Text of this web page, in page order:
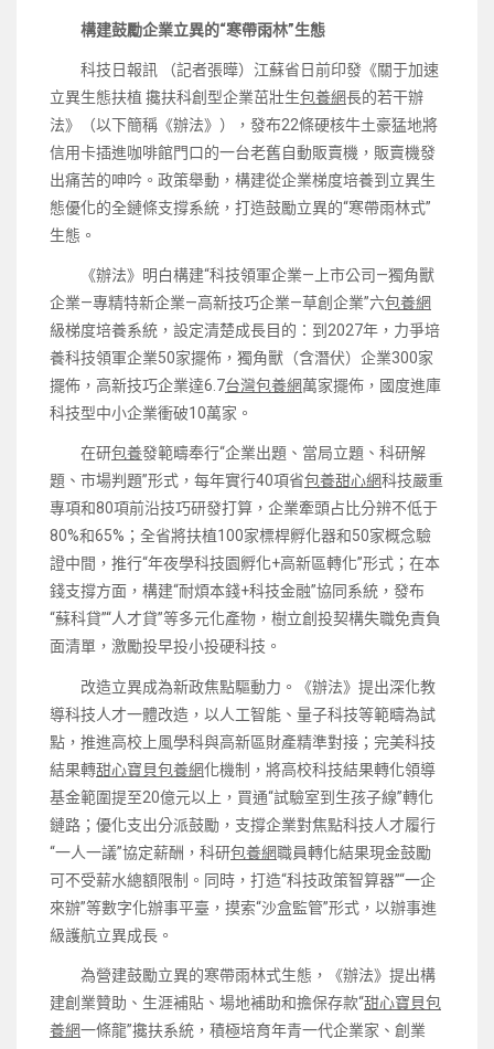
構建鼓勵企業立異的“寒帶雨林”生態
科技日報訊 （記者張曄）江蘇省日前印發《關于加速
立異生態扶植 攙扶科創型企業茁壯生包養網長的若干辦
法》（以下簡稱《辦法》），發布22條硬核牛土豪猛地將
信用卡插進咖啡館門口的一台老舊自動販賣機，販賣機發
出痛苦的呻吟。政策舉動，構建從企業梯度培養到立異生
態優化的全鏈條支撐系統，打造鼓勵立異的“寒帶雨林式”
生態。
《辦法》明白構建“科技領軍企業—上市公司—獨角獸
企業—專精特新企業—高新技巧企業—草創企業”六包養網
級梯度培養系統，設定清楚成長目的：到2027年，力爭培
養科技領軍企業50家擺佈，獨角獸（含潛伏）企業300家
擺佈，高新技巧企業達6.7台灣包養網萬家擺佈，國度進庫
科技型中小企業衝破10萬家。
在研包養發範疇奉行“企業出題、當局立題、科研解
題、市場判題”形式，每年實行40項省包養甜心網科技嚴重
專項和80項前沿技巧研發打算，企業牽頭占比分辨不低于
80%和65%；全省將扶植100家標桿孵化器和50家概念驗
證中間，推行“年夜學科技園孵化+高新區轉化”形式；在本
錢支撐方面，構建“耐煩本錢+科技金融”協同系統，發布
“蘇科貸”“人才貸”等多元化產物，樹立創投契構失職免責負
面清單，激勵投早投小投硬科技。
改造立異成為新政焦點驅動力。《辦法》提出深化教
導科技人才一體改造，以人工智能、量子科技等範疇為試
點，推進高校上風學科與高新區財產精準對接；完美科技
結果轉甜心寶貝包養網化機制，將高校科技結果轉化領導
基金範圍提至20億元以上，買通“試驗室到生孩子線”轉化
鏈路；優化支出分派鼓勵，支撐企業對焦點科技人才履行
“一人一議”協定薪酬，科研包養網職員轉化結果現金鼓勵
可不受薪水總額限制。同時，打造“科技政策智算器”“一企
來辦”等數字化辦事平臺，摸索“沙盒監管”形式，以辦事進
級護航立異成長。
為營建鼓勵立異的寒帶雨林式生態，《辦法》提出構
建創業贊助、生涯補貼、場地補助和擔保存款“甜心寶貝包
養網一條龍”攙扶系統，積極培育年青一代企業家、創業